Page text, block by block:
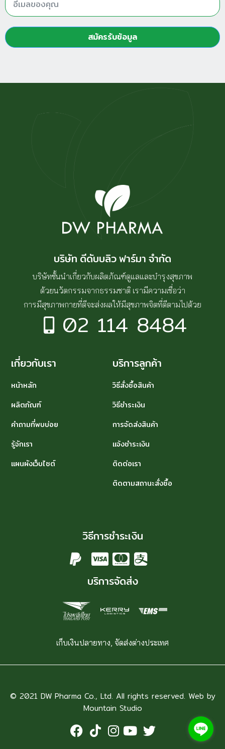
สมัครรับข้อมูล
บริษัท ดีดับบลิว ฟาร์มา จำกัด
บริษัทชั้นนำเกี่ยวกับผลิตภัณฑ์ดูแลและบำรุงสุขภาพ
ด้วยนวัตกรรมจากธรรมชาติ เรามีความเชื่อว่า
การมีสุขภาพกายที่ดีจะส่งผลให้มีสุขภาพจิตที่ดีตามไปด้วย
02 114 8484
เกี่ยวกับเรา
หน้าหลัก
ผลิตภัณฑ์
คำถามที่พบบ่อย
รู้จักเรา
แผนผังเว็บไซต์
บริการลูกค้า
วิธีสั่งซื้อสินค้า
วิธีชำระเงิน
การจัดส่งสินค้า
แจ้งชำระเงิน
ติดต่อเรา
ติดตามสถานะสั่งซื้อ
วิธีการชำระเงิน
บริการจัดส่ง
เก็บเงินปลายทาง, จัดส่งต่างประเทศ
© 2021 DW Pharma Co., Ltd. All rights reserved. Web by
Mountain Studio